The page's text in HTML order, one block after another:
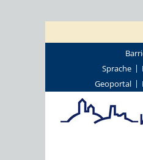
Sprache
Geoportal